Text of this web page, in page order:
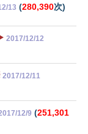
13 (280,390次)
2017/12/12
2017/12/11
12/9 (251,301